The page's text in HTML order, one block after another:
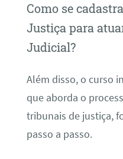
Como se
Justiça para
Judicial?
Além disso, o curso
que aborda o
tribunais de justiça,
passo a passo.